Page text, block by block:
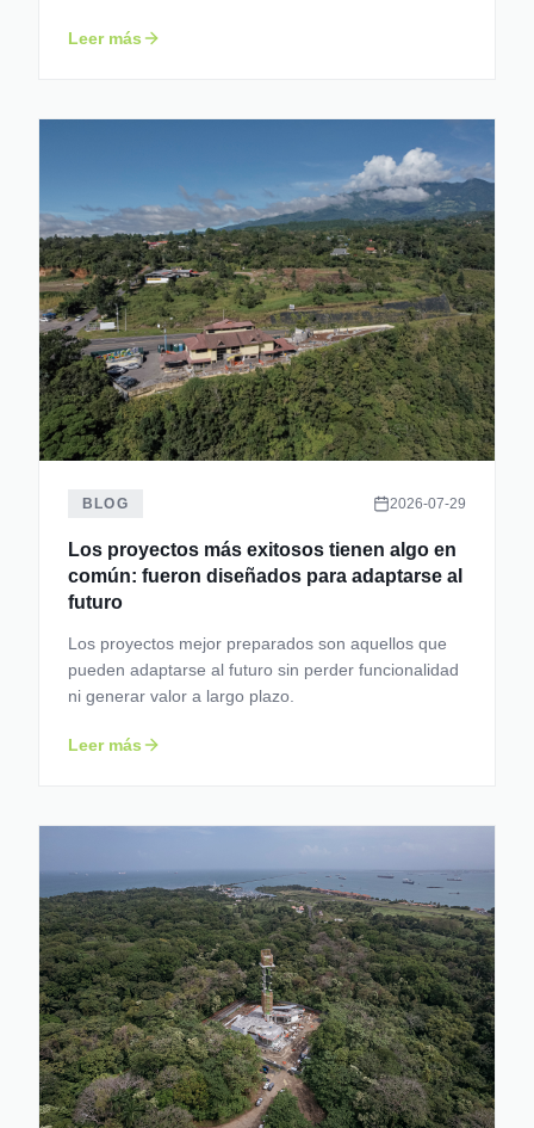
Leer más
BLOG 2026-07-29
Los proyectos más exitosos tienen algo en
común: fueron diseñados para adaptarse al
futuro
Los proyectos mejor preparados son aquellos que
pueden adaptarse al futuro sin perder funcionalidad
ni generar valor a largo plazo.
Leer más